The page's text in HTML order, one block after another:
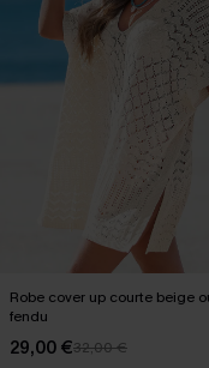
Robe cover up courte beige
fendu
29,00 €32,00 €